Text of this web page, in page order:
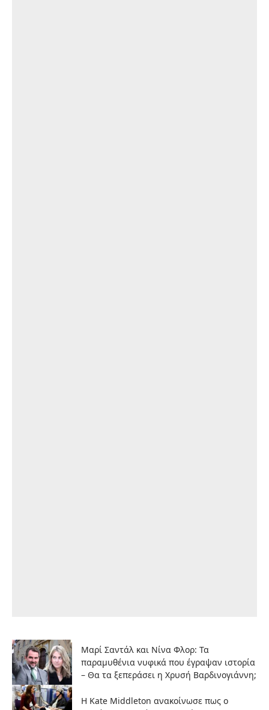
Μαρί Σαντάλ και Νίνα Φλορ: Τα
παραμυθένια νυφικά που έγραψαν ιστορία
– Θα τα ξεπεράσει η Χρυσή Βαρδινογιάννη;
Η Kate Middleton ανακοίνωσε πως ο